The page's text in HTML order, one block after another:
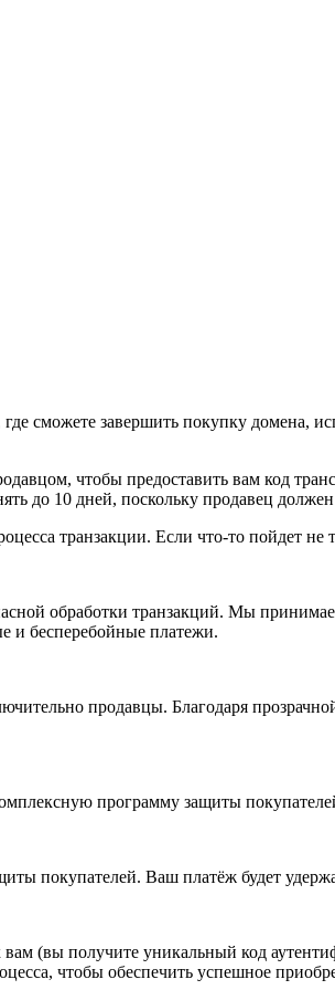
сможете завершить покупку домена,
чтобы предоставить вам код
до 10 дней, поскольку продавец
транзакции. Если что-то пойдет не
обработки транзакций. Мы
и бесперебойные платежи.
продавцы. Благодаря
программу защиты
покупателей. Ваш платёж будет
(вы получите уникальный код
чтобы обеспечить успешное